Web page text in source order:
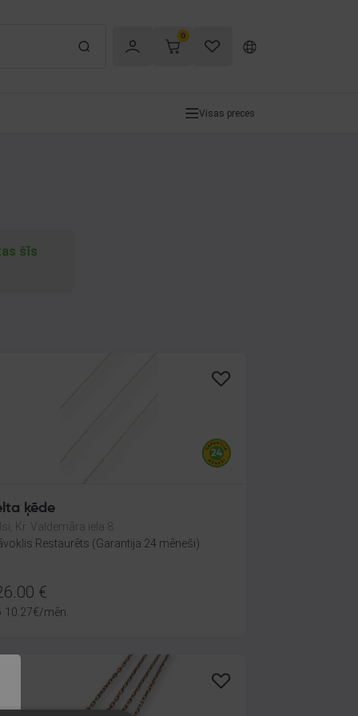
0
Visas preces
šīs
ķēde
Kr. Valdemāra iela 8
Restaurēts (Garantija 24 mēneši)
€
10.27€/mēn.